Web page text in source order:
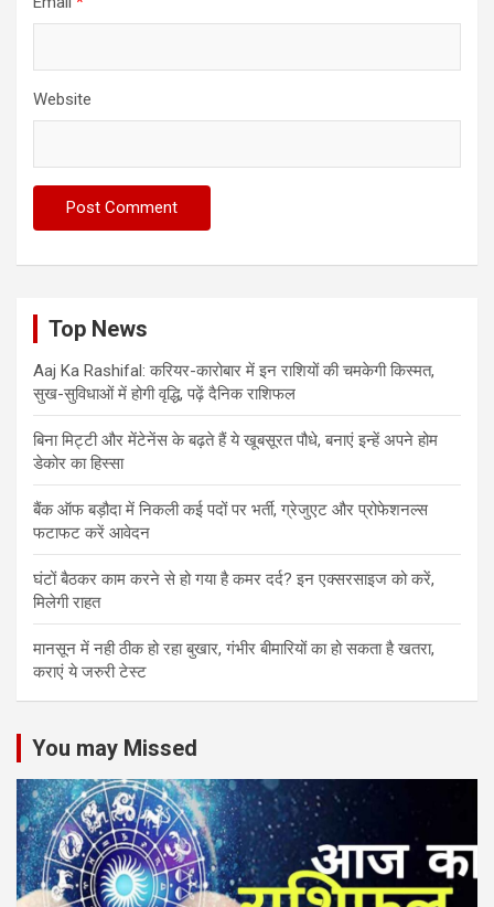
Website
Top News
Aaj Ka Rashifal: करियर-कारोबार में इन राशियों की चमकेगी किस्मत,
सुख-सुविधाओं में होगी वृद्धि, पढ़ें दैनिक राशिफल
बिना मिट्टी और मेंटेनेंस के बढ़ते हैं ये खूबसूरत पौधे, बनाएं इन्‍हें अपने होम
डेकोर का हिस्‍सा
बैंक ऑफ बड़ौदा में निकली कई पदों पर भर्ती, ग्रेजुएट और प्रोफेशनल्स
फटाफट करें आवेदन
घंटों बैठकर काम करने से हो गया है कमर दर्द? इन एक्सरसाइज को करें,
मिलेगी राहत
मानसून में नही ठीक हो रहा बुखार, गंभीर बीमारियों का हो सकता है खतरा,
कराएं ये जरुरी टेस्ट
You may Missed